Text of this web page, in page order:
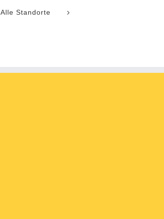
Alle Standorte